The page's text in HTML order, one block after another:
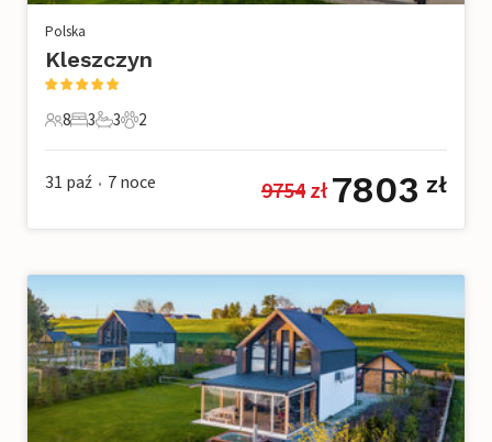
Polska
Kleszczyn
8 Goście
8
3 Sypialnie
3
3 Łazienki
3
2 Zwierzęta domowe
2
31 paź • 7 noce 9754 zł 7803 zł